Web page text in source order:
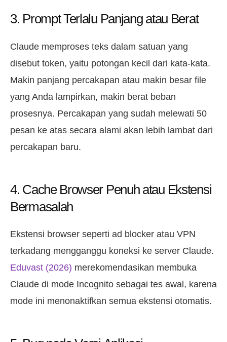
3. Prompt Terlalu Panjang atau Berat
Claude memproses teks dalam satuan yang
disebut token, yaitu potongan kecil dari kata-kata.
Makin panjang percakapan atau makin besar file
yang Anda lampirkan, makin berat beban
prosesnya. Percakapan yang sudah melewati 50
pesan ke atas secara alami akan lebih lambat dari
percakapan baru.
4. Cache Browser Penuh atau Ekstensi
Bermasalah
Ekstensi browser seperti ad blocker atau VPN
terkadang mengganggu koneksi ke server Claude.
Eduvast (2026) merekomendasikan membuka
Claude di mode Incognito sebagai tes awal, karena
mode ini menonaktifkan semua ekstensi otomatis.